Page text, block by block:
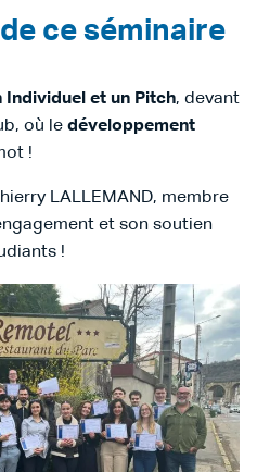
ce séminaire
Individuel et un Pitch, devant
où le développement
!
LALLEMAND, membre
et son soutien
!